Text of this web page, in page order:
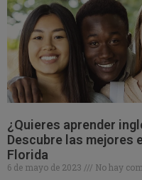
¿Quieres aprender
Descubre las mejores
Florida
6 de mayo de 2023 No hay